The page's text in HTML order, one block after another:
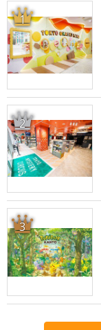
1
2
3